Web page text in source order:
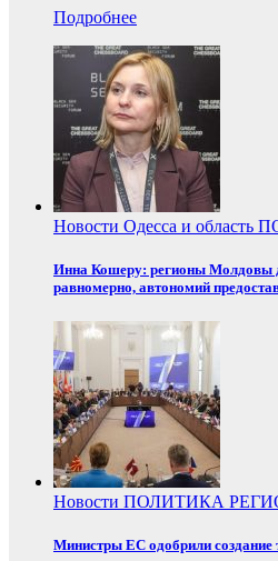
Подробнее
Новости Одесса и область
Инна Кошеру: регионы Молдовы
равномерно, автономий
Новости ПОЛИТИКА
Министры ЕС одобрили создание